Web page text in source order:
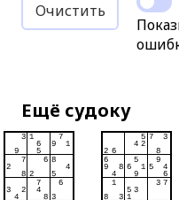
Очистить
Ещё судоку